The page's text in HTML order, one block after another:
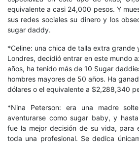
equivalente a casi 24,000 pesos. Y
sus redes sociales su dinero y los
sugar daddy.
*Celine: una chica de talla extra grande
Londres, decidió entrar en este mundo
años, ha tenido más de 10 Sugar
hombres mayores de 50 años. Ha
dólares o el equivalente a $2,288,340
*Nina Peterson: era una madre
aventurarse como sugar baby, y
fue la mejor decisión de su vida, para
toda una profesional. Se dedica